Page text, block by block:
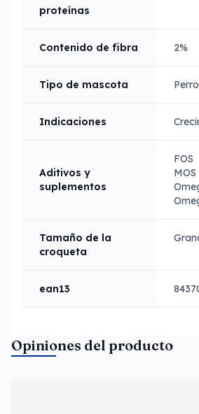
proteínas
Contenido de fibra 2%
Tipo de mascota Perro
Indicaciones
Aditivos y
suplementos
FOS
MOS
Tamaño de la
croqueta
ean13
Opiniones del producto